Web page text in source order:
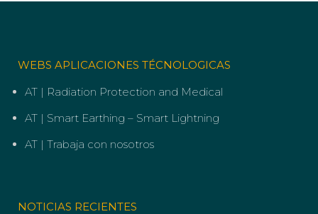
WEBS APLICACIONES TÉCNOLOGICAS
AT | Radiation Protection and Medical
AT | Smart Earthing – Smart Lightning
AT | Trabaja con nosotros
NOTICIAS RECIENTES